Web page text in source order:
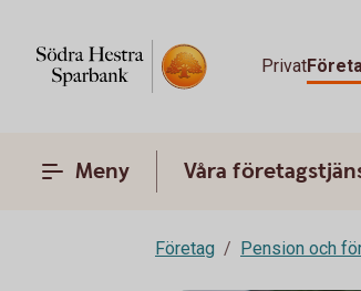
Privat
Meny Våra
Företag Pension och